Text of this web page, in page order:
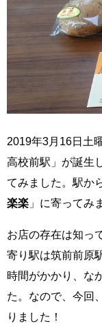
2019年3月16日土
高校前駅」が誕生
てみました。駅か
楽楽 」に寄ってみ
お店の存在は知っ
寄り駅は筑前前原
時間がかかり、な
た。なので、今回
りました！